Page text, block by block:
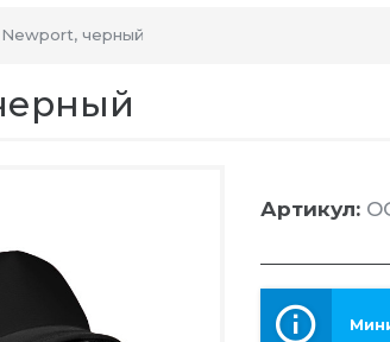
черный
Артикул: